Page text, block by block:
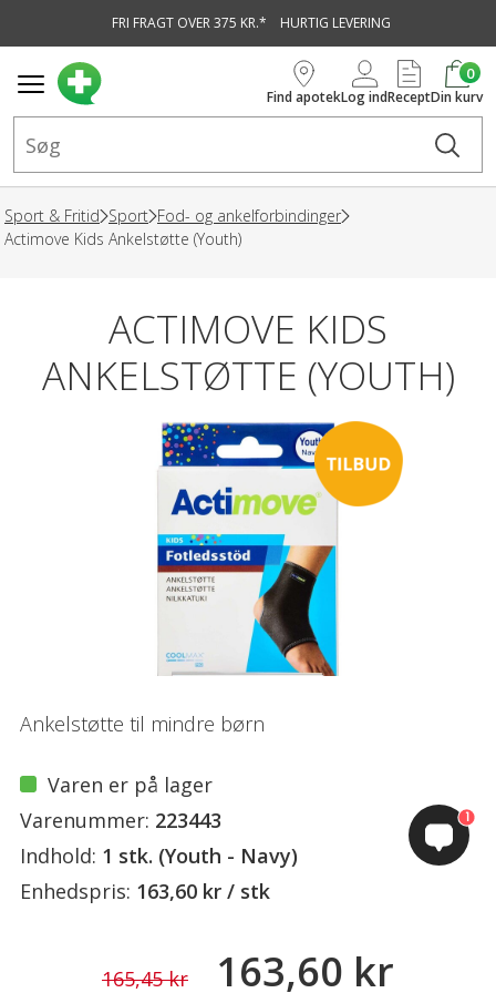
FRI FRAGT OVER 375 KR.* HURTIG LEVERING
Find apotekLog indRecept
0
Din kurv
Sport & Fritid Sport Fod- og ankelforbindinger
Actimove Kids Ankelstøtte (Youth)
ACTIMOVE KIDS
ANKELSTØTTE (YOUTH)
Ankelstøtte til mindre børn
Varen er på lager
Varenummer: 223443
Indhold: 1 stk. (Youth - Navy)
Enhedspris: 163,60 kr / stk
165,45 kr 163,60 kr
1